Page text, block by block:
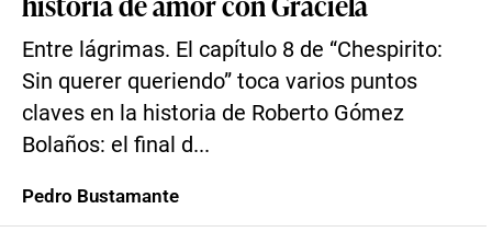
Entre lágrimas. El capítulo 8 de “Chespirito:
Sin querer queriendo” toca varios puntos
claves en la historia de Roberto Gómez
Bolaños: el final d...
Pedro Bustamante